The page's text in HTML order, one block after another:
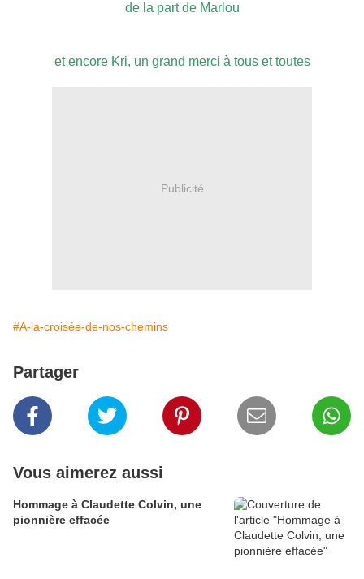
de la part de Marlou
et encore Kri, un grand merci à tous et toutes
Publicité
#A-la-croisée-de-nos-chemins
Partager
Vous aimerez aussi
Hommage à Claudette Colvin, une
pionnière effacée